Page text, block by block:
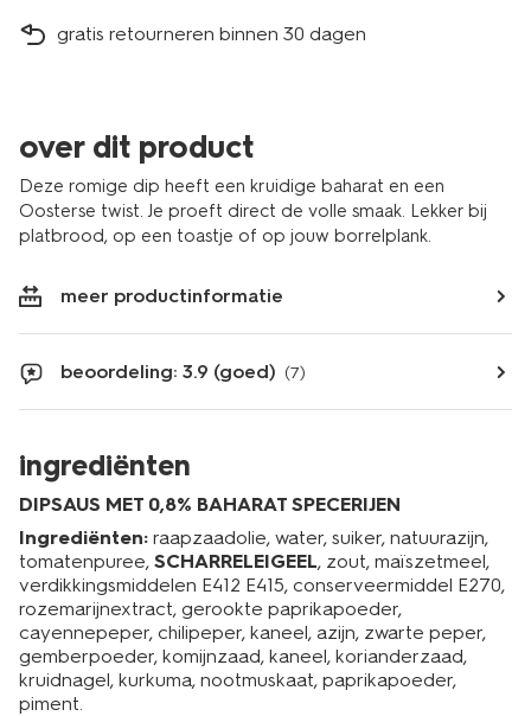
gratis retourneren binnen 30 dagen
over dit product
Deze romige dip heeft een kruidige baharat en een
Oosterse twist. Je proeft direct de volle smaak. Lekker bij
platbrood, op een toastje of op jouw borrelplank.
meer productinformatie
beoordeling: 3.9 (goed) (7)
ingrediënten
DIPSAUS MET 0,8% BAHARAT SPECERIJEN
Ingrediënten: raapzaadolie, water, suiker, natuurazijn,
tomatenpuree, SCHARRELEIGEEL, zout, maïszetmeel,
verdikkingsmiddelen E412 E415, conserveermiddel E270,
rozemarijnextract, gerookte paprikapoeder,
cayennepeper, chilipeper, kaneel, azijn, zwarte peper,
gemberpoeder, komijnzaad, kaneel, korianderzaad,
kruidnagel, kurkuma, nootmuskaat, paprikapoeder,
piment.